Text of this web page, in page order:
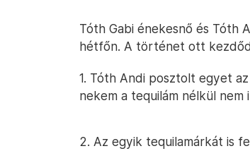
Tóth Gabi énekesnő és Tóth
hétfőn. A történet ott
1. Tóth Andi posztolt egyet
nekem a tequilám nélkül nem
2. Az egyik tequilamárkát is